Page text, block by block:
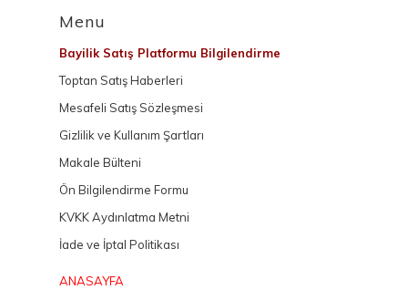
Menu
Bayilik Satış Platformu Bilgilendirme
Toptan Satış Haberleri
Mesafeli Satış Sözleşmesi
Gizlilik ve Kullanım Şartları
Makale Bülteni
Ön Bilgilendirme Formu
KVKK Aydınlatma Metni
İade ve İptal Politikası
ANASAYFA